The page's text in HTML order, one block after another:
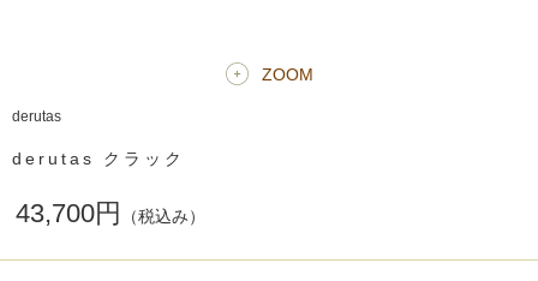
ZOOM
derutas
derutas クラック
43,700円 （税込み）